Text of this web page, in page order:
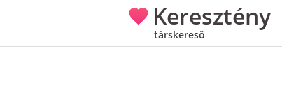
Keresztény
társkereső